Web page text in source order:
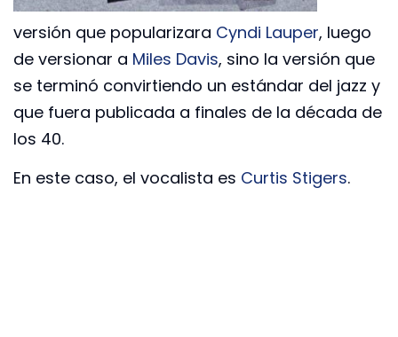
versión que popularizara Cyndi Lauper, luego
de versionar a Miles Davis, sino la versión que
se terminó convirtiendo un estándar del jazz y
que fuera publicada a finales de la década de
los 40.
En este caso, el vocalista es Curtis Stigers.